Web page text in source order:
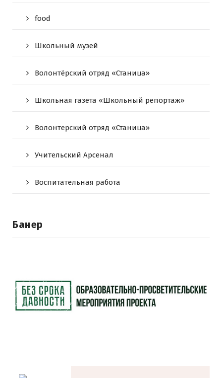
food
Школьный музей
Волонтёрский отряд «Станица»
Школьная газета «Школьный репортаж»
Волонтерский отряд «Станица»
Учительский Арсенал
Воспитательная работа
Банер